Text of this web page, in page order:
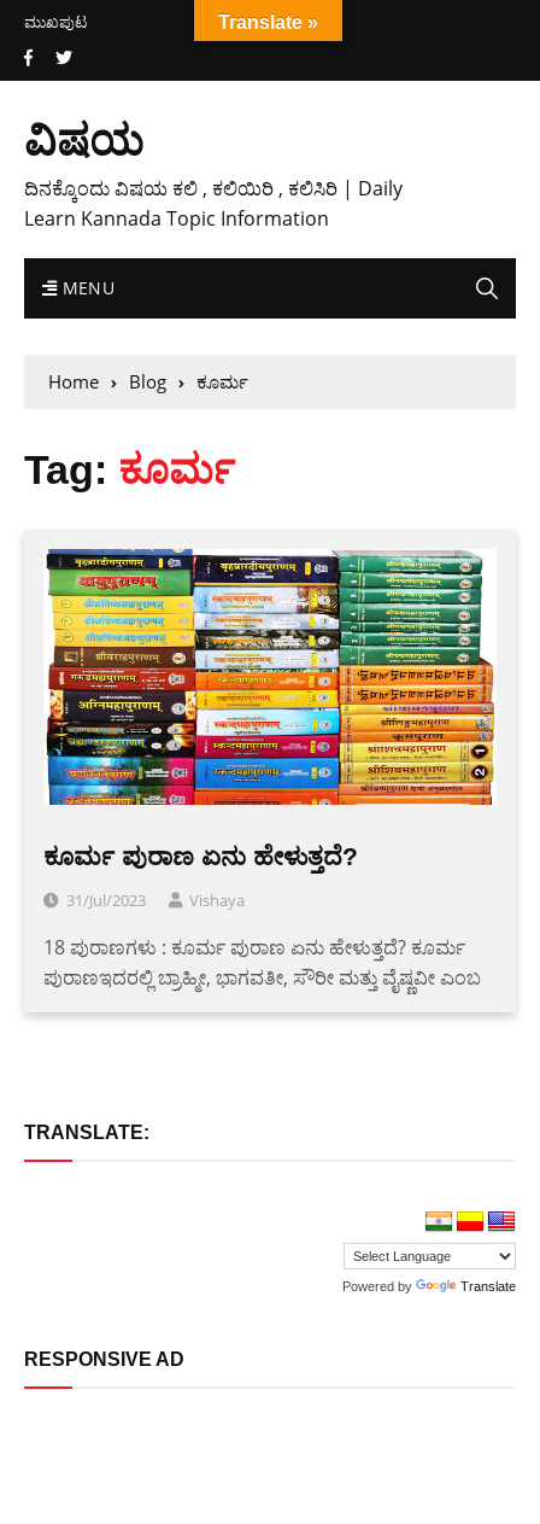
ಮುಖಪುಟ
ವಿಷಯ
ದಿನಕ್ಕೊಂದು ವಿಷಯ ಕಲಿ , ಕಲಿಯಿರಿ , ಕಲಿಸಿರಿ | Daily
Learn Kannada Topic Information
MENU
Home Blog ಕೂರ್ಮ
Tag: ಕೂರ್ಮ
ಕೂರ್ಮ ಪುರಾಣ ಏನು ಹೇಳುತ್ತದೆ?
31/Jul/2023 Vishaya
18 ಪುರಾಣಗಳು : ಕೂರ್ಮ ಪುರಾಣ ಏನು ಹೇಳುತ್ತದೆ? ಕೂರ್ಮ
ಪುರಾಣಇದರಲ್ಲಿ ಬ್ರಾಹ್ಮೀ, ಭಾಗವತೀ, ಸೌರೀ ಮತ್ತು ವೈಷ್ಣವೀ ಎಂಬ
TRANSLATE:
Powered by Translate
RESPONSIVE AD
Translate »